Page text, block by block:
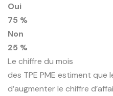
Oui
75 %
Non
25 %
Le chiffre du mois
des TPE PME estiment que
d’augmenter le chiffre